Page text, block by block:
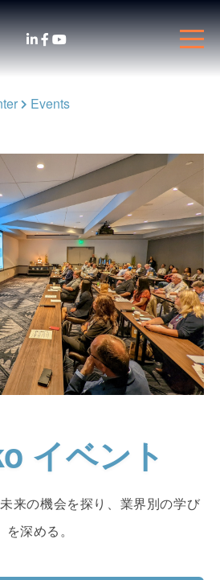
Events
イベント
来の機会を探り、業界別の学び
を深める。